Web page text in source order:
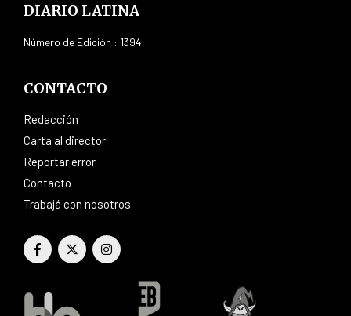
DIARIO LATINA
Número de Edición : 1394
CONTACTO
Redacción
Carta al director
Reportar error
Contacto
Trabajá con nosotros